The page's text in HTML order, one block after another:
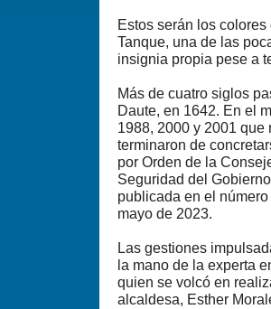
Estos serán los
Tanque, una de las
insignia propia pese a
Más de cuatro siglos
Daute, en 1642. En el
1988, 2000 y 2001
terminaron de
por Orden de la
Seguridad del
publicada en el
mayo de 2023.
Las gestiones
la mano de la experta
quien se volcó en
alcaldesa, Esther